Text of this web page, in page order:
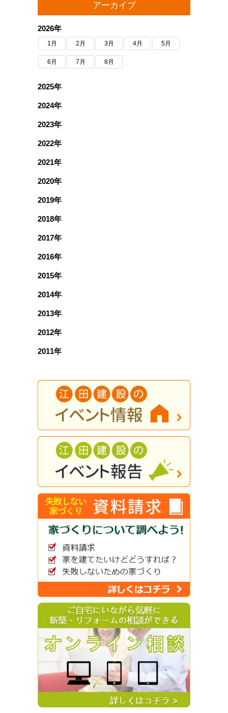
アーカイブ
2026年
1月 2月 3月 4月 5月
6月 7月 8月
2025年
2024年
2023年
2022年
2021年
2020年
2019年
2018年
2017年
2016年
2015年
2014年
2013年
2012年
2011年